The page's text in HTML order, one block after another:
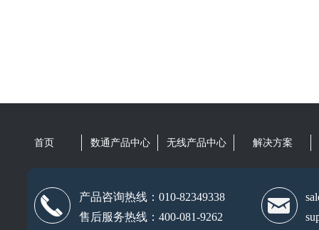
产品咨询热线：010-82349338
售后服务热线：400-081-9262
首页 数通产品中心 无线产品中心 解决方案
끅 낂